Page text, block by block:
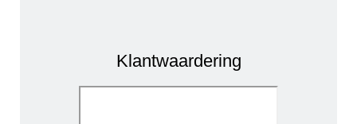
Klantwaardering